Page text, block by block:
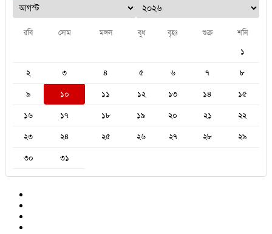
রবি সোম মঙ্গল বুধ বৃহঃ শুক্র শনি
১
২
৩ ৪ ৫ ৬ ৭
৮
৯
১০ ১১ ১২ ১৩ ১৪
১৫
১৬
১৭ ১৮ ১৯ ২০ ২১
২২
২৩
২৪ ২৫ ২৬ ২৭ ২৮
২৯
৩০
৩১